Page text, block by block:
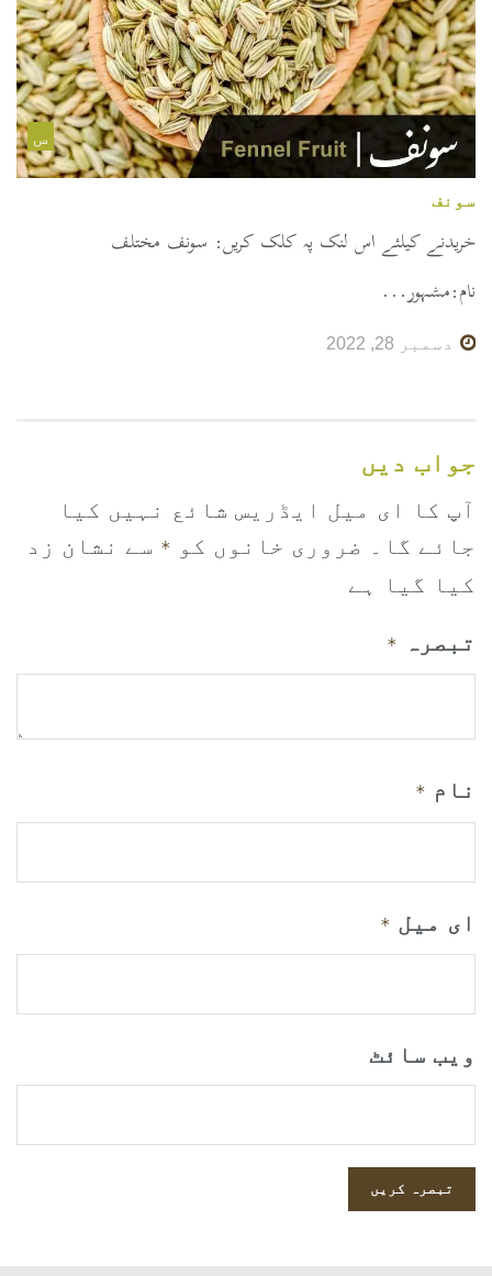
س
سونف
خریدنے کیلئے اس لنک پہ کلک کریں: سونف مختلف
نام:مشہور...
دسمبر 28, 2022
جواب دیں
آپ کا ای میل ایڈریس شائع نہیں کیا
جائے گا۔ ضروری خانوں کو * سے نشان زد
کیا گیا ہے
تبصرہ
*
نام *
ای میل *
ویب‌ سائٹ